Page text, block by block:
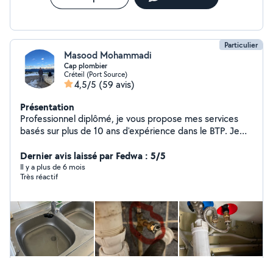
Particulier
Masood Mohammadi
Cap plombier
Créteil (Port Source)
4,5/5 (59 avis)
Présentation
Professionnel diplômé, je vous propose mes services
basés sur plus de 10 ans d'expérience dans le BTP. Je
vos travaux.
Dernier avis laissé par Fedwa : 5/5
Il y a plus de 6 mois
Très réactif